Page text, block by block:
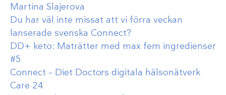
Martina Slajerova
Du har väl inte missat att vi förra veckan
lanserade svenska Connect?
DD+ keto: Maträtter med max fem ingredienser
#5
Connect – Diet Doctors digitala hälsonätverk
Care 24